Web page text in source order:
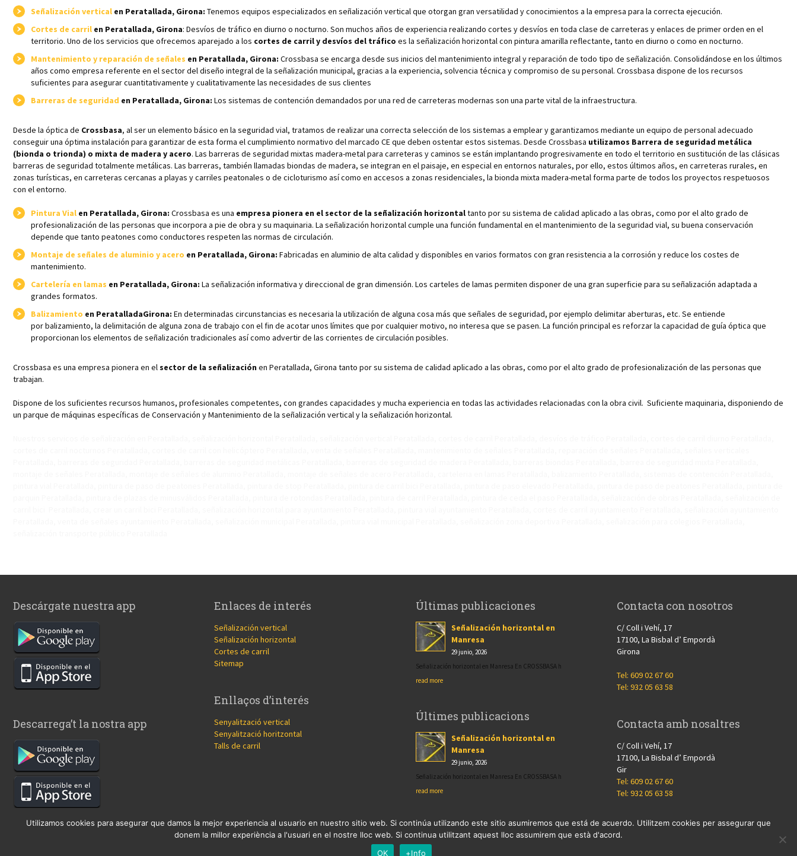
Señalización vertical en Peratallada, Girona: Tenemos equipos especializados en señalización vertical que otorgan gran versatilidad y conocimientos a la empresa para la correcta ejecución.
Cortes de carril en Peratallada, Girona: Desvíos de tráfico en diurno o nocturno. Son muchos años de experiencia realizando cortes y desvíos en toda clase de carreteras y enlaces de primer orden en el
territorio. Uno de los servicios que ofrecemos aparejado a los cortes de carril y desvíos del tráfico es la señalización horizontal con pintura amarilla reflectante, tanto en diurno o como en nocturno.
Mantenimiento y reparación de señales en Peratallada, Girona: Crossbasa se encarga desde sus inicios del mantenimiento integral y reparación de todo tipo de señalización. Consolidándose en los últimos
años como empresa referente en el sector del diseño integral de la señalización municipal, gracias a la experiencia, solvencia técnica y compromiso de su personal. Crossbasa dispone de los recursos
suficientes para asegurar cuantitativamente y cualitativamente las necesidades de sus clientes
Barreras de seguridad en Peratallada, Girona: Los sistemas de contención demandados por una red de carreteras modernas son una parte vital de la infraestructura.
Desde la óptica de Crossbasa, al ser un elemento básico en la seguridad vial, tratamos de realizar una correcta selección de los sistemas a emplear y garantizamos mediante un equipo de personal adecuado
conseguir una óptima instalación para garantizar de esta forma el cumplimiento normativo del marcado CE que deben ostentar estos sistemas. Desde Crossbasa utilizamos Barrera de seguridad metálica
(bionda o trionda) o mixta de madera y acero. Las barreras de seguridad mixtas madera-metal para carreteras y caminos se están implantando progresivamente en todo el territorio en sustitución de las clásicas
barreras de seguridad totalmente metálicas. Las barreras, también llamadas biondas de madera, se integran en el paisaje, en especial en entornos naturales, por ello, estos últimos años, en carreteras rurales, en
zonas turísticas, en carreteras cercanas a playas y carriles peatonales o de cicloturismo así como en accesos a zonas residenciales, la bionda mixta madera-metal forma parte de todos los proyectos respetuosos
con el entorno.
Pintura Vial en Peratallada, Girona: Crossbasa es una empresa pionera en el sector de la señalización horizontaltanto por su sistema de calidad aplicado a las obras, como por el alto grado de
profesionalización de las personas que incorpora a pie de obra y su maquinaria. La señalización horizontal cumple una función fundamental en el mantenimiento de la seguridad vial, su buena conservación
depende que tanto peatones como conductores respeten las normas de circulación.
Montaje de señales de aluminio y acero en Peratallada, Girona: Fabricadas en aluminio de alta calidad y disponibles en varios formatos con gran resistencia a la corrosión y reduce los costes de
mantenimiento.
Cartelería en lamas en Peratallada, Girona: La señalización informativa y direccional de gran dimensión. Los carteles de lamas permiten disponer de una gran superficie para su señalización adaptada a
grandes formatos.
Balizamiento en PeratalladaGirona: En determinadas circunstancias es necesaria la utilización de alguna cosa más que señales de seguridad, por ejemplo delimitar aberturas, etc. Se entiende
porbalizamiento, la delimitación de alguna zona de trabajo con el fin de acotar unos límites que por cualquier motivo, no interesa que se pasen. La función principal es reforzar la capacidad de guía óptica que
proporcionan los elementos de señalización tradicionales así como advertir de las corrientes de circulación posibles.
Crossbasa es una empresa pionera en elsector de la señalización en Peratallada, Girona tanto por su sistema de calidad aplicado a las obras, como por el alto grado de profesionalización de las personas que
trabajan.
Dispone de los suficientes recursos humanos, profesionales competentes, con grandes capacidades y mucha experiencia en todas las actividades relacionadas con la obra civil. Suficiente maquinaria, disponiendo de
un parque de máquinas específicas de Conservación y Mantenimiento de la señalización vertical y la señalización horizontal.
Descárgate nuestra app
Descarrega’t la nostra app
Enlaces de interés
Señalización vertical
Señalización horizontal
Cortes de carril
Sitemap
Enllaços d’interés
Senyalització vertical
Senyalització horitzontal
Talls de carril
Últimas publicaciones
Señalización horizontal en
Manresa
29 junio, 2026
Señalización horizontal en Manresa En CROSSBASA h
read more
Últimes publicacions
Señalización horizontal en
Manresa
29 junio, 2026
Señalización horizontal en Manresa En CROSSBASA h
read more
Contacta con nosotros
C/ Coll i Vehí, 17
17100, La Bisbal d’ Empordà
Girona
Tel: 609 02 67 60
Tel: 932 05 63 58
Contacta amb nosaltres
C/ Coll i Vehí, 17
17100, La Bisbal d’ Empordà
Gir
Tel: 609 02 67 60
Tel: 932 05 63 58
Utilizamos cookies para asegurar que damos la mejor experiencia al usuario en nuestro sitio web. Si continúa utilizando este sitio asumiremos que está de acuerdo. Utilitzem cookies per assegurar que
donem la millor experiència a l'usuari en el nostre lloc web. Si continua utilitzant aquest lloc assumirem que està d'acord.
OK
+Info